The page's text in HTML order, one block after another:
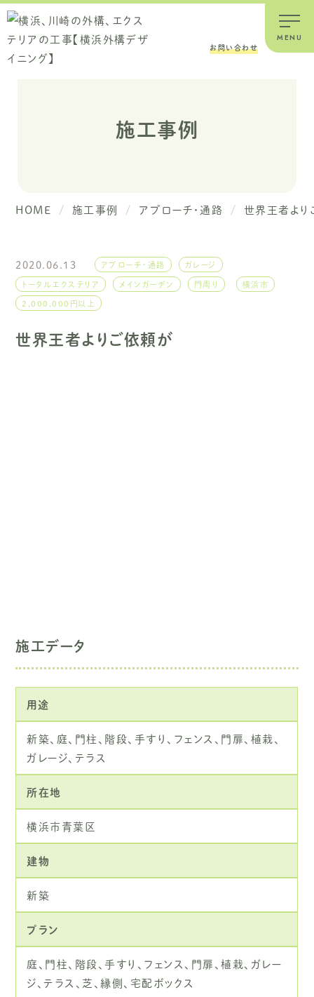
お問い合わせ
044-788-1869
お問い合わせ・無料お見積り
【電話受付】7:00～19:00
【定休日】日曜／祝祭日
ごあいさつ
選ばれる理由
お知らせ
プライバシーポリシー
施工事例
HOME 施工事例 アプローチ・通路 世界王者よ
2020.06.13 アプローチ・通路
ガレージ
トータルエクステリア
メインガーデン 門周り
横浜市
2,000,000円以上
世界王者よりご依頼が
施工データ
用途
新築、庭、門柱、階段、手すり、フェンス、門扉、植栽、
ガレージ、テラス
所在地
横浜市青葉区
建物
新築
プラン
庭、門柱、階段、手すり、フェンス、門扉、植栽、ガレー
ジ、テラス、芝、縁側、宅配ボックス